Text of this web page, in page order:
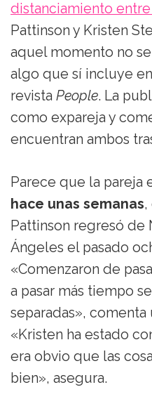
distanciamiento
Pattinson y Kristen
aquel momento no
algo que sí incluye
revista People. La
como expareja y
encuentran ambos
Parece que la pareja
hace unas semanas,
Pattinson regresó de
Ángeles el pasado
«Comenzaron de
a pasar más tiempo
separadas»,
«Kristen ha estado
era obvio que las
bien», asegura.